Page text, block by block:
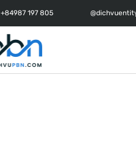
+84987 197 805